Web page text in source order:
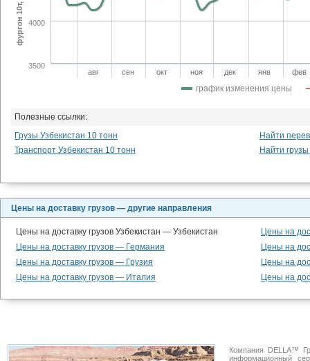
график изменения цены
авг сен окт ноя дек янв фев
3500
4000
Полезные ссылки:
Грузы Узбекистан 10 тонн
Найти
Транспорт Узбекистан 10 тонн
Найти
Цены на доставку грузов — другие направления
Цены на доставку грузов Узбекистан — Узбекистан
Цены на
Цены на доставку грузов — Германия
Цены на
Цены на доставку грузов — Грузия
Цены на
Цены на доставку грузов — Италия
Цены на
Компания DELLA™
информационный